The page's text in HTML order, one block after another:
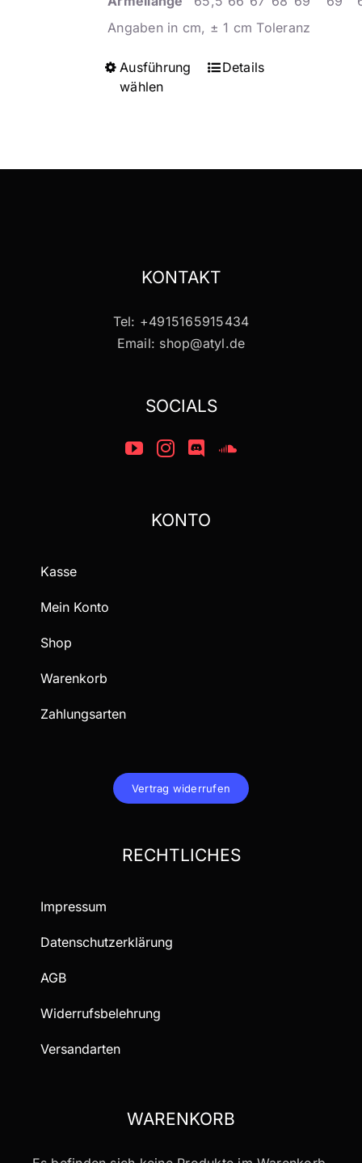
Angaben in cm, ± 1 cm Toleranz
Ausführung
wählen
Dieses
der
gewählt
werden
Details
KONTAKT
Tel: +4915165915434
Email: shop@atyl.de
SOCIALS
KONTO
Kasse
Mein Konto
Shop
Warenkorb
Zahlungsarten
Vertrag widerrufen
RECHTLICHES
Impressum
Datenschutzerklärung
AGB
Widerrufsbelehrung
Versandarten
WARENKORB